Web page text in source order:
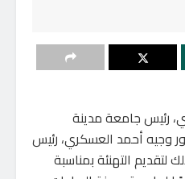
رئيس جامعة مدينة
وجيه أحمد العسكري، رئيس
لتقديم التهنئة بمناسبة